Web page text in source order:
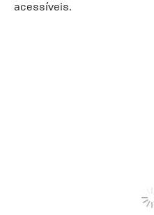
acessíveis.